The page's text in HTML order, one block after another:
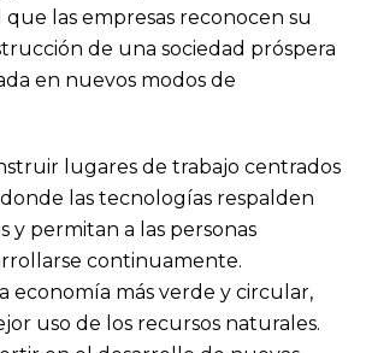
las empresas reconocen su
de una sociedad próspera
en nuevos modos de
lugares de trabajo centrados
las tecnologías respalden
y permitan a las personas
continuamente.
economía más verde y circular,
uso de los recursos naturales.